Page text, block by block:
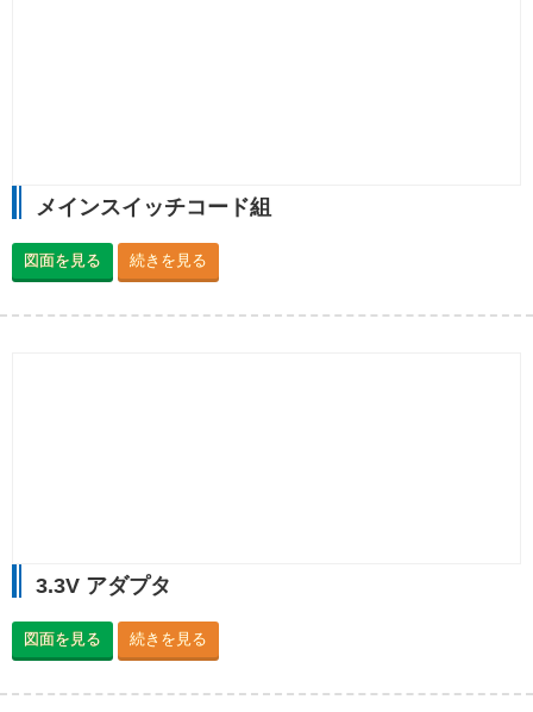
メインスイッチコード組
図面を見る 続きを見る
3.3V アダプタ
図面を見る 続きを見る